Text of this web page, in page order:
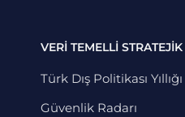
VERİ TEMELLİ
Türk Dış Politikası Yıllığı
Güvenlik Radarı